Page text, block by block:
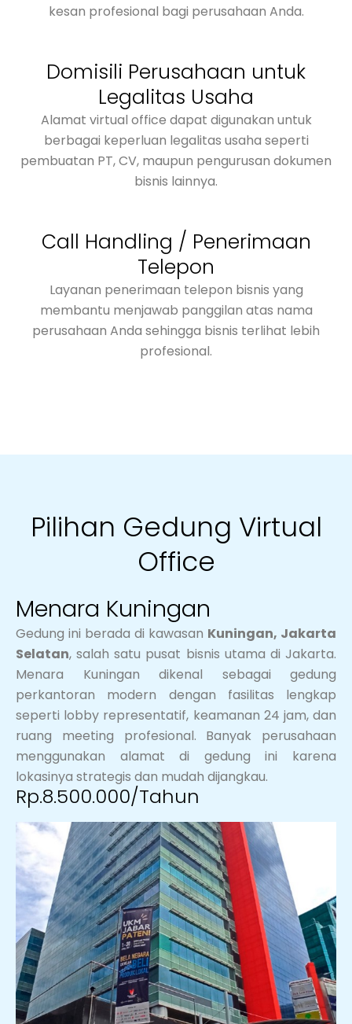
kesan profesional bagi perusahaan Anda.
Domisili Perusahaan untuk
Legalitas Usaha
Alamat virtual office dapat digunakan untuk
berbagai keperluan legalitas usaha seperti
pembuatan PT, CV, maupun pengurusan dokumen
bisnis lainnya.
Call Handling / Penerimaan
Telepon
Layanan penerimaan telepon bisnis yang
membantu menjawab panggilan atas nama
perusahaan Anda sehingga bisnis terlihat lebih
profesional.
Pilihan Gedung Virtual
Office
Menara Kuningan
Gedung ini berada di kawasan Kuningan, Jakarta
Selatan, salah satu pusat bisnis utama di Jakarta.
Menara Kuningan dikenal sebagai gedung
perkantoran modern dengan fasilitas lengkap
seperti lobby representatif, keamanan 24 jam, dan
ruang meeting profesional. Banyak perusahaan
menggunakan alamat di gedung ini karena
lokasinya strategis dan mudah dijangkau.
Rp.8.500.000/Tahun